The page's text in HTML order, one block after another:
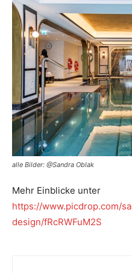
alle Bilder: @Sandra Oblak
Mehr Einblicke unter
https://www.picdrop.com/
design/fRcRWFuM2S